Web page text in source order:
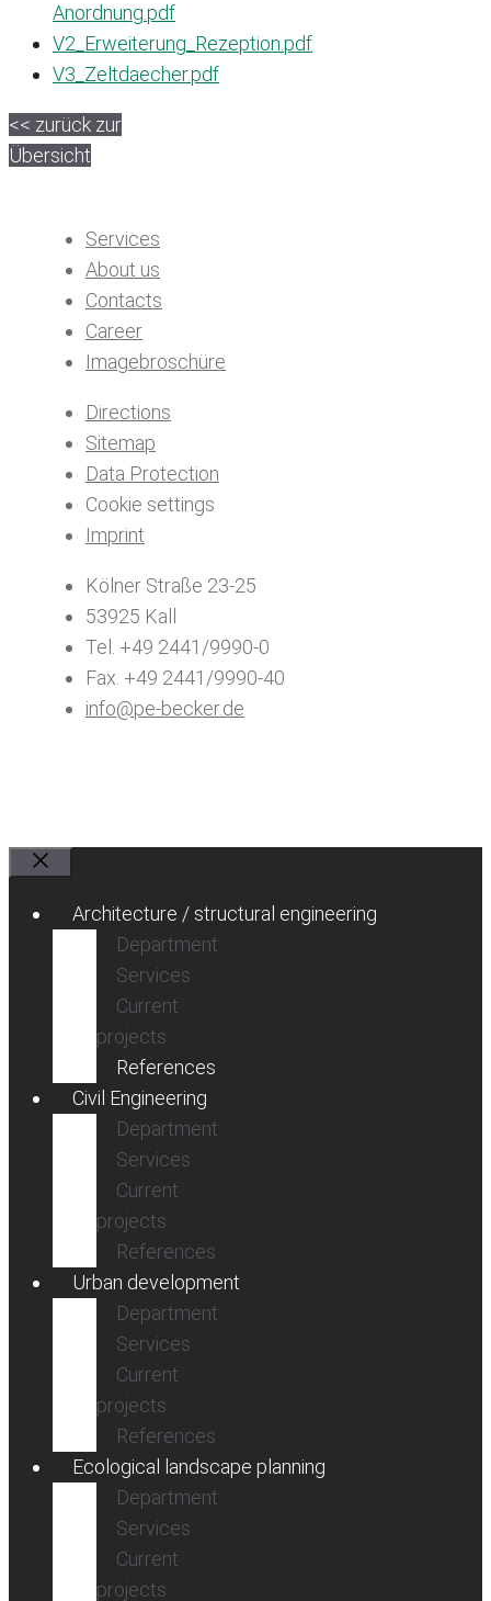
Anordnung.pdf
V2_Erweiterung_Rezeption.pdf
V3_Zeltdaecher.pdf
<< zurück zur
Übersicht
Services
About us
Contacts
Career
Imagebroschüre
Directions
Sitemap
Data Protection
Cookie settings
Imprint
Kölner Straße 23-25
53925 Kall
Tel. +49 2441/9990-0
Fax. +49 2441/9990-40
info@pe-becker.de
Architecture / structural engineering
Department
Services
Current
projects
References
Civil Engineering
Department
Services
Current
projects
References
Urban development
Department
Services
Current
projects
References
Ecological landscape planning
Department
Services
Current
projects